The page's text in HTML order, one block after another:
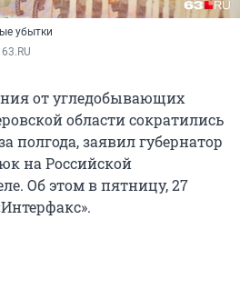
убытки
от угледобывающих
области сократились
полгода, заявил губернатор
на Российской
Об этом в пятницу, 27